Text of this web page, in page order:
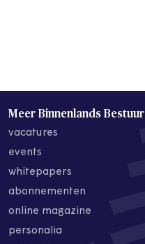
Meer Binnenlands Bestuur
vacatures
events
whitepapers
abonnementen
online magazine
personalia